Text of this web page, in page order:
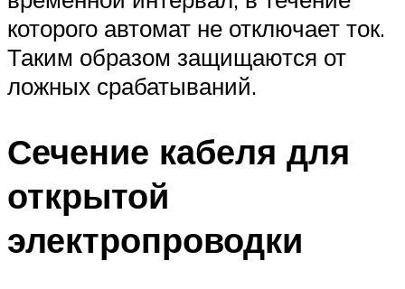
которого автомат не отключает ток.
Таким образом защищаются от
ложных срабатываний.
Сечение кабеля для
открытой
электропроводки